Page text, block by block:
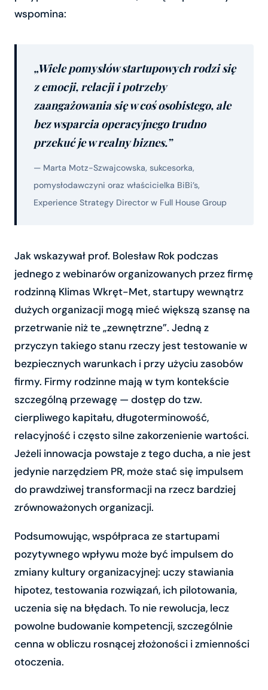
wspomina:
„Wiele pomysłów startupowych rodzi się
z emocji, relacji i potrzeby
zaangażowania się w coś osobistego, ale
bez wsparcia operacyjnego trudno
przekuć je w realny biznes.”
— Marta Motz-Szwajcowska, sukcesorka,
pomysłodawczyni oraz właścicielka BiBi’s,
Experience Strategy Director w Full House Group
Jak wskazywał prof. Bolesław Rok podczas
jednego z webinarów organizowanych przez firmę
rodzinną Klimas Wkręt-Met, startupy wewnątrz
dużych organizacji mogą mieć większą szansę na
przetrwanie niż te „zewnętrzne”. Jedną z
przyczyn takiego stanu rzeczy jest testowanie w
bezpiecznych warunkach i przy użyciu zasobów
firmy. Firmy rodzinne mają w tym kontekście
szczególną przewagę — dostęp do tzw.
cierpliwego kapitału, długoterminowość,
relacyjność i często silne zakorzenienie wartości.
Jeżeli innowacja powstaje z tego ducha, a nie jest
jedynie narzędziem PR, może stać się impulsem
do prawdziwej transformacji na rzecz bardziej
zrównoważonych organizacji.
Podsumowując, współpraca ze startupami
pozytywnego wpływu może być impulsem do
zmiany kultury organizacyjnej: uczy stawiania
hipotez, testowania rozwiązań, ich pilotowania,
uczenia się na błędach. To nie rewolucja, lecz
powolne budowanie kompetencji, szczególnie
cenna w obliczu rosnącej złożoności i zmienności
otoczenia.